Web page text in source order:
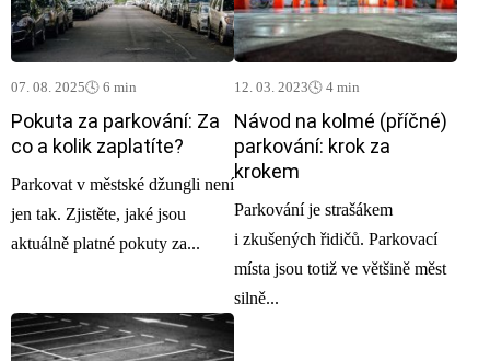
07. 08. 2025🕓 6 min
Pokuta za parkování: Za
co a kolik zaplatíte?
Parkovat v městské džungli není
jen tak. Zjistěte, jaké jsou
aktuálně platné pokuty za...
12. 03. 2023🕓 4 min
Návod na kolmé (příčné)
parkování: krok za
krokem
Parkování je strašákem
i zkušených řidičů. Parkovací
místa jsou totiž ve většině měst
silně...